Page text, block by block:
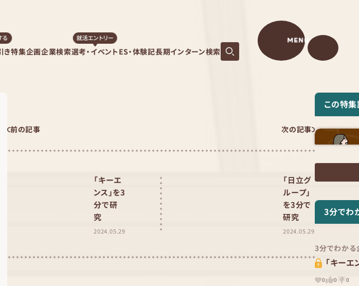
き
る
特集企画企業検索選考・イベント
就活エントリー
ES・体験記長期インターン検索
MENU
前の記事 次の記事
「キーエ
ンス」を3
分で研
究
2024.05.29
「日立グ
ループ」
を3分で
研究
2024.05.29
この特
3分でわ
3分でわかる
「キー
0 0 0